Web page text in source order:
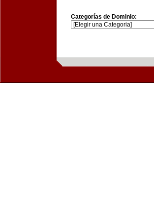
Categorías de Dominio: